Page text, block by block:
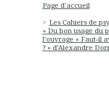
Page d'accueil
Les Cahiers de
« Du bon usage du
l’ouvrage « Faut-il
? » d’Alexandre